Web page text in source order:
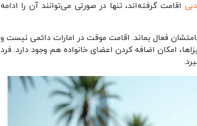
اقامت گرفته‌اند، تنها در صورتی می‌توانند آن را ادامه
فعال بماند. اقامت موقت در امارات دائمی نیست و
امکان اضافه کردن اعضای خانواده هم وجود دارد. فرد